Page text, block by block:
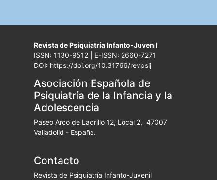
Revista de Psiquiatría Infanto-Juvenil
ISSN: 1130-9512 | E-ISSN: 2660-7271
DOI: https://doi.org/10.31766/revpsij
Asociación Española de
Psiquiatría de la Infancia y la
Adolescencia
Paseo Arco de Ladrillo 12, Local 2, 47007
Valladolid - España.
Contacto
Revista de Psiquiatría Infanto-Juvenil